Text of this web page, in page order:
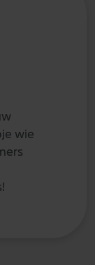
wie